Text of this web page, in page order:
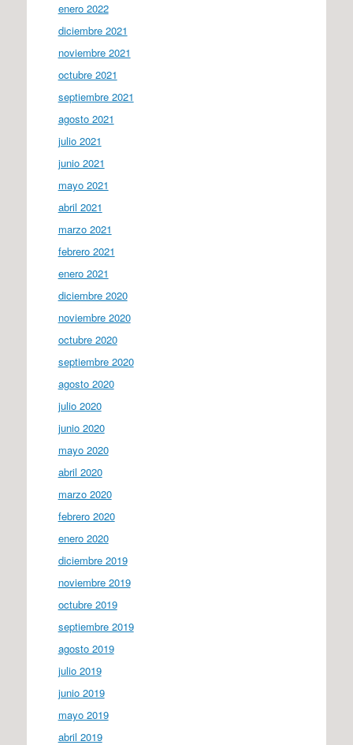
enero 2022
diciembre 2021
noviembre 2021
octubre 2021
septiembre 2021
agosto 2021
julio 2021
junio 2021
mayo 2021
abril 2021
marzo 2021
febrero 2021
enero 2021
diciembre 2020
noviembre 2020
octubre 2020
septiembre 2020
agosto 2020
julio 2020
junio 2020
mayo 2020
abril 2020
marzo 2020
febrero 2020
enero 2020
diciembre 2019
noviembre 2019
octubre 2019
septiembre 2019
agosto 2019
julio 2019
junio 2019
mayo 2019
abril 2019